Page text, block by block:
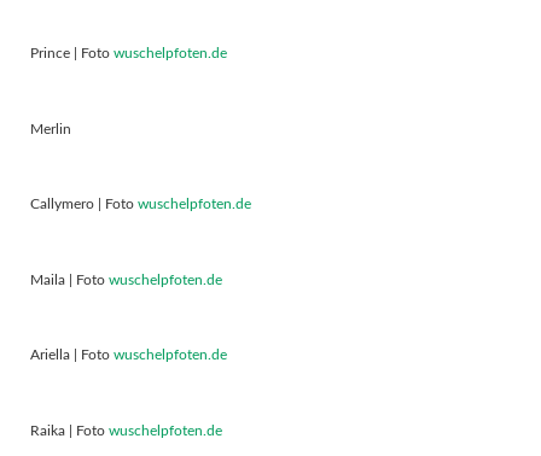
Prince | Foto wuschelpfoten.de
Merlin
Callymero | Foto wuschelpfoten.de
Maila | Foto wuschelpfoten.de
Ariella | Foto wuschelpfoten.de
Raika | Foto wuschelpfoten.de